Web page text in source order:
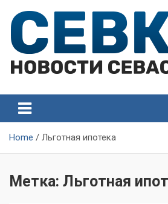
content
Севастополя
Севастополя
Home Льготная ипотека
Метка: Льготная